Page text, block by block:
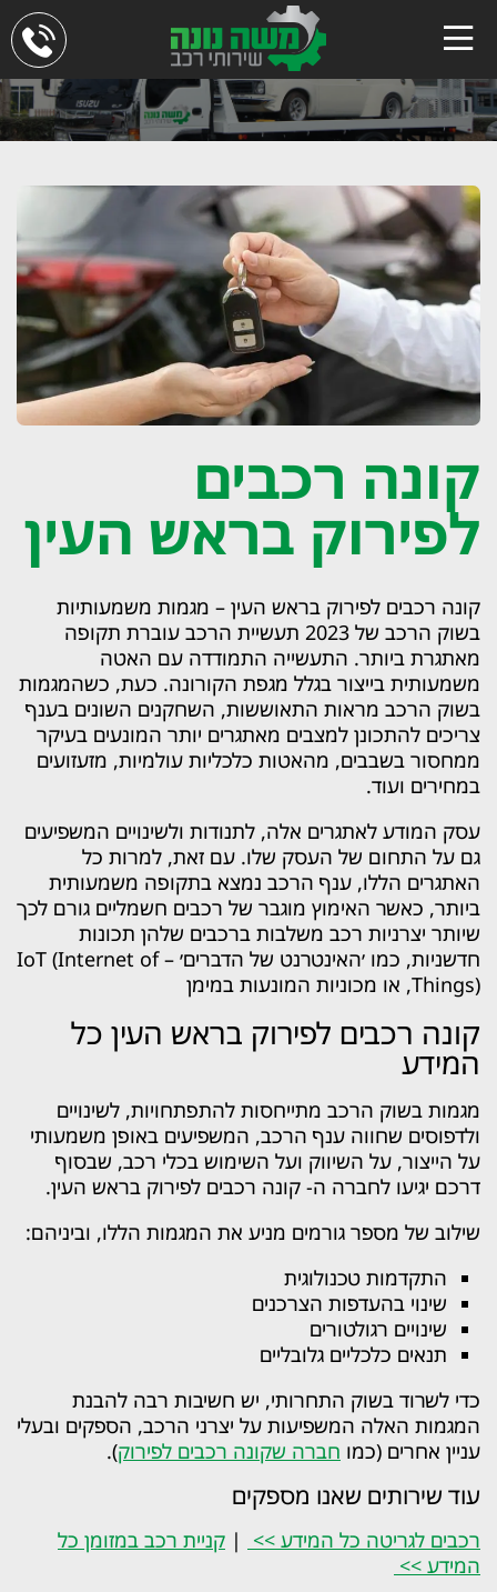
קונה רכבים
לפירוק בראש העין
קונה רכבים לפירוק בראש העין – מגמות משמעותיות
בשוק הרכב של 2023 תעשיית הרכב עוברת תקופה
מאתגרת ביותר. התעשייה התמודדה עם האטה
משמעותית בייצור בגלל מגפת הקורונה. כעת, כשהמגמות
בשוק הרכב מראות התאוששות, השחקנים השונים בענף
צריכים להתכונן למצבים מאתגרים יותר המונעים בעיקר
ממחסור בשבבים, מהאטות כלכליות עולמיות, מזעזועים
במחירים ועוד.
עסק המודע לאתגרים אלה, לתנודות ולשינויים המשפיעים
גם על התחום של העסק שלו. עם זאת, למרות כל
האתגרים הללו, ענף הרכב נמצא בתקופה משמעותית
ביותר, כאשר האימוץ מוגבר של רכבים חשמליים גורם לכך
שיותר יצרניות רכב משלבות ברכבים שלהן תכונות
חדשניות, כמו ׳האינטרנט של הדברים׳ – IoT (Internet of
Things), או מכוניות המונעות במימן
קונה רכבים לפירוק בראש העין כל
המידע
מגמות בשוק הרכב מתייחסות להתפתחויות, לשינויים
ולדפוסים שחווה ענף הרכב, המשפיעים באופן משמעותי
על הייצור, על השיווק ועל השימוש בכלי רכב, שבסוף
דרכם יגיעו לחברה ה- קונה רכבים לפירוק בראש העין.
שילוב של מספר גורמים מניע את המגמות הללו, וביניהם:
התקדמות טכנולוגית
שינוי בהעדפות הצרכנים
שינויים רגולטורים
תנאים כלכליים גלובליים
כדי לשרוד בשוק התחרותי, יש חשיבות רבה להבנת
המגמות האלה המשפיעות על יצרני הרכב, הספקים ובעלי
עניין אחרים (כמו חברה שקונה רכבים לפירוק).
עוד שירותים שאנו מספקים
רכבים לגריטה כל המידע >> | קניית רכב במזומן כל
המידע >>